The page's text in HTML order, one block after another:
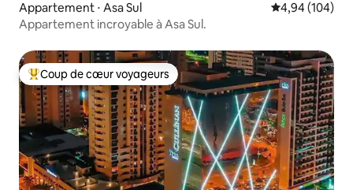
Appartement ⋅ Asa Sul Évaluation
4,94 (104)
Appartement incroyable à Asa Sul.
Coups de cœur voyageurs les plus appréciés
Coup de cœur voyageurs